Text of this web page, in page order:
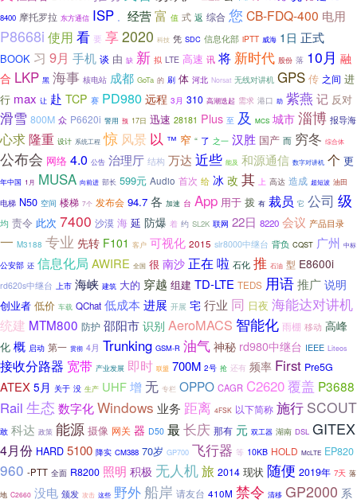
8400 摩托罗拉 东方通信 ISP 经营富 值 式 返 综合 您 CB-FDQ-400 电用
P8668i 使用 看 要 享2020 科技 凭 SDC 信息化部 iPTT 威海 1日 正式
BOOK 习 9月 手机 谈 由 缺 新 拟 LTE 高速 讯 将 新时代 股份 落 10月 融
合 LKP 黑 海事 核电站 成都 GoTa 的 刷 体 河北 Norsat 无线对讲机 GPS 传 之间 进
行 max 让 赴 TCP 赛 PD980远程 3月 310 高潮迭起 需求 港口 助 紫燕 记 反对
滑雪 800M 众 P6620i 警用 预 17日 迅速 28181 Plus 至 及 MCS 城市 淄博 报导海
心求隆重 设计 系统工程 惊 风景 以 ™ 窄 “ 了 之一 汉胜 国产 而 穷冬 综合体
公布会 网络 4.0 公告 治理厅 结构 万达 近些 能及 和源通信 数字对讲机 个 更
年中国 1月 MUSA 向前进 部长 599元 Audio 首次 给 冰 改 其 上 高达 造成 超短波 油田
电梯 N50 空间 楼梯 7个 发布会 94.7 各 加速 台 App 用于 拨 有 裁员 它 公司 级
均 责令 此次 7400 沙漠 海 延 防爆 着 约 SL2K 联网 22日 8220 会议 产品目录
一 M3188 专业 先转 F101 客户 可视化 2015 slr8000中继台 背负 CQST 广州 中标
公安部 还 信息化局 AWIRE 全国 很 南沙 正在 啦 石化 推 石油 型 E8600i
rd620s中继台 上市 海峡 建筑 大的 穿越 组建 TD-LTE TEDS 用语推广 说明
创业者 低价 车载 QChat 低成本 进展 开展 宅 行业 同 日夜 海能达对讲机
统建 MTM800 防护 邵阳市 识别 AeroMACS 智能化 雨棚 移动 高峰
化 概 启动 第一 贯彻 4月 Trunking GSM-R 油气 神秘 rd980中继台 IEEE Liteos
接收分路器 宽带 产业发展 即时 联盟 700M 2号 抢 还有 频率 First Pre5G
ATEX 5月 关于 没 生产 UHF增 无 专栏 OPPO CAGR C2620覆盖 P3688
Rail 生态 数字化Windows 业务 距离 4FSK 以下简称 施行 SCOUT
敢 科达 政策 能源 摄像 网关 器 D50 最长庆 那有 元 双工器 湖南 DSL GITEX
4月份 HARD 5100 降实 CM388 70岁 GP700 飞行器 等 10KB HOLD McLTE EP820
960 -PTT 全面 R8200 照明 积极 无人机旅 2014 现状 随便 2019年 7天 落
地 C2660 没电 颁发 攻击 这些 野外 船岸 请友台 410M 禁令 清移 GP2000 系